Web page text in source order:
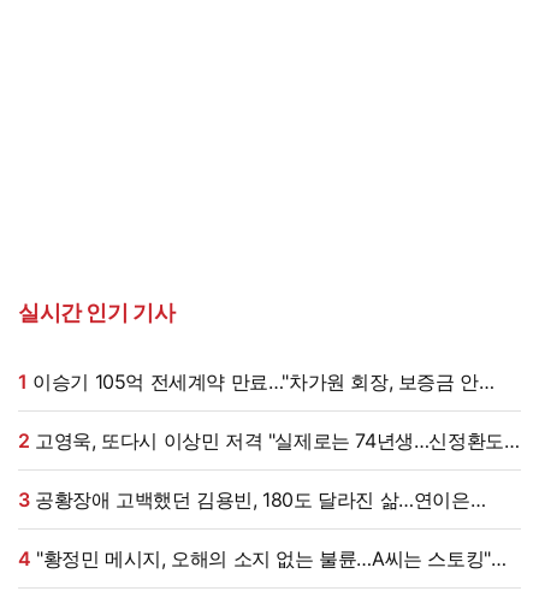
실시간 인기 기사
1
주면 법적 조치"
2
나중에 알고 욕해"
3공황장애 고백했던 김용빈, 180도 달라진 삶…연이은
겹경사
4
현직 변호사 해석 [엑's 이슈]